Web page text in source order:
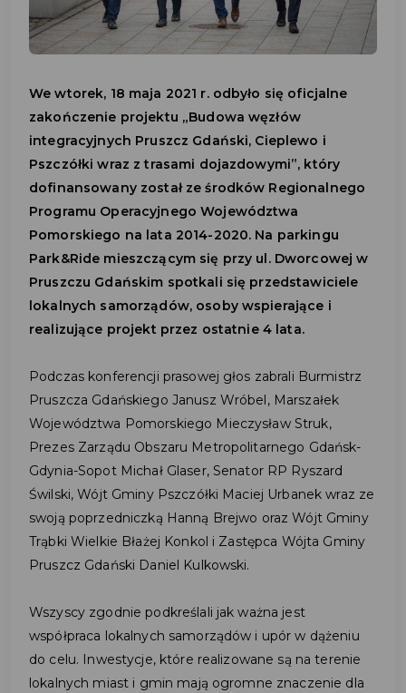
We wtorek, 18 maja 2021 r. odbyło się oficjalne
zakończenie projektu „Budowa węzłów
integracyjnych Pruszcz Gdański, Cieplewo i
Pszczółki wraz z trasami dojazdowymi”, który
dofinansowany został ze środków Regionalnego
Programu Operacyjnego Województwa
Pomorskiego na lata 2014-2020. Na parkingu
Park&Ride mieszczącym się przy ul. Dworcowej w
Pruszczu Gdańskim spotkali się przedstawiciele
lokalnych samorządów, osoby wspierające i
realizujące projekt przez ostatnie 4 lata.
Podczas konferencji prasowej głos zabrali Burmistrz
Pruszcza Gdańskiego Janusz Wróbel, Marszałek
Województwa Pomorskiego Mieczysław Struk,
Prezes Zarządu Obszaru Metropolitarnego Gdańsk-
Gdynia-Sopot Michał Glaser, Senator RP Ryszard
Świlski, Wójt Gminy Pszczółki Maciej Urbanek wraz ze
swoją poprzedniczką Hanną Brejwo oraz Wójt Gminy
Trąbki Wielkie Błażej Konkol i Zastępca Wójta Gminy
Pruszcz Gdański Daniel Kulkowski.
Wszyscy zgodnie podkreślali jak ważna jest
współpraca lokalnych samorządów i upór w dążeniu
do celu. Inwestycje, które realizowane są na terenie
lokalnych miast i gmin mają ogromne znaczenie dla